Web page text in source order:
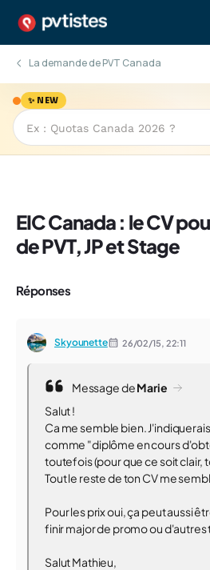
La demande de PVT Canada
✨ NEW
EIC Canada : le CV
de PVT, JP et Stage
Réponses
Skyounette 26/02/15, 22:11
Message deMarie
Salut !
Ca me semble bien.
comme "diplôme en cours
toutefois (pour que ce soit clair,
Tout le reste de ton CV me
Pour les prix oui, ça peut aussi
finir major de promo ou d'autres
Salut Mathieu,